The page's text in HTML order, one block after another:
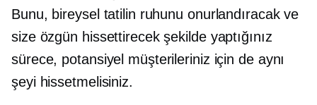
Bunu, bireysel tatilin ruhunu onurlandıracak ve
size özgün hissettirecek şekilde yaptığınız
sürece, potansiyel müşterileriniz için de aynı
şeyi hissetmelisiniz.